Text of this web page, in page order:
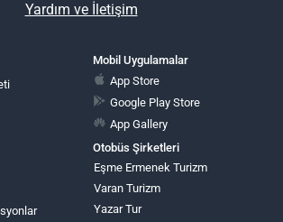
Yardım ve İletişim
Mobil Uygulamalar
App Store
Google Play Store
App Gallery
Otobüs Şirketleri
Eşme Ermenek Turizm
Varan Turizm
Yazar Tur